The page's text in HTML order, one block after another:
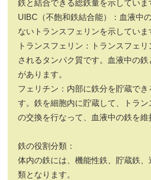
鉄と結合できる総鉄量を示していま
UIBC（不飽和鉄結合能）：血液中
ないトランスフェリンを示していま
トランスフェリン：トランスフェ
されるタンパク質です。血液中の鉄
があります。
フェリチン：内部に鉄分を貯蔵で
す。鉄を細胞内に貯蔵して、トラン
の交換を行なって、血液中の鉄を維
鉄の役割分類：
体内の鉄には、機能性鉄、貯蔵鉄、
類となります。